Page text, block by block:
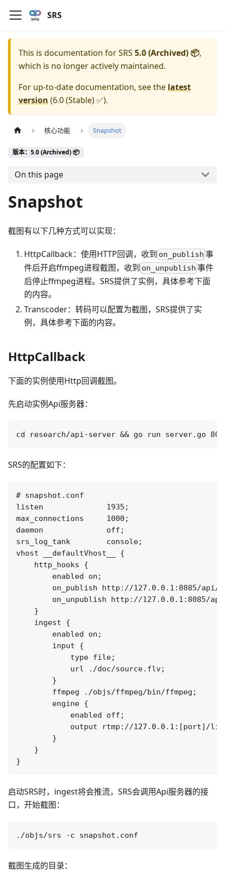
SRS
This is documentation forSRS 5.0 (Archived) 📦,
which is no longer actively maintained.
For up-to-date documentation, see the latest
version (6.0 (Stable) ✅).
核心功能 Snapshot
版本：5.0 (Archived) 📦
On this page
Snapshot
截图有以下几种方式可以实现：
HttpCallback：使用HTTP回调，收到 on_publish 事
件后开启ffmpeg进程截图，收到 on_unpublish 事件
后停止ffmpeg进程。SRS提供了实例，具体参考下面
的内容。
Transcoder：转码可以配置为截图，SRS提供了实
例，具体参考下面的内容。
HttpCallback
下面的实例使用Http回调截图。
先启动实例Api服务器：
SRS的配置如下：
# snapshot.conf
listen              1935;
max_connections     1000;
daemon              off;
srs_log_tank        console;
vhost __defaultVhost__ {
    http_hooks {
        enabled on;
on_publish http://127.0.0.1:8085/api/
on_unpublish http://127.0.0.1:8085/
    }
    ingest {
        enabled on;
        input {
            type file;
            url ./doc/source.flv;
        }
        ffmpeg ./objs/ffmpeg/bin/ffmpeg;
        engine {
            enabled off;
output rtmp://127.0.0.1:[port]/
        }
    }
启动SRS时，ingest将会推流，SRS会调用Api服务器的接
口，开始截图：
截图生成的目录：